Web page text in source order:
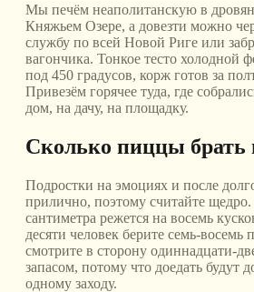
Мы печём неаполитанскую в
Княжьем Озере, а довезти можно
службу по всей Новой Риге или
вагончика. Тонкое тесто холодной
под 450 градусов, корж готов за
Привезём горячее туда, где
дом, на дачу, на площадку.
Сколько пиццы брать
Подростки на эмоциях и после
прилично, поэтому считайте
сантиметра режется на восемь
десяти человек берите семь-восемь
смотрите в сторону одиннадцати-
запасом, потому что доедать будут
одному заходу.